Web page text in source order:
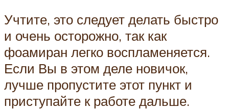
Учтите, это следует делать быстро
и очень осторожно, так как
фоамиран легко воспламеняется.
Если Вы в этом деле новичок,
лучше пропустите этот пункт и
приступайте к работе дальше.